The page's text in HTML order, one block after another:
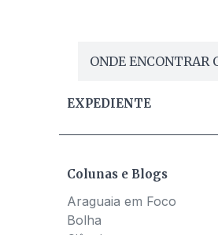
ONDE ENCONTRAR
EXPEDIENTE
Colunas e Blogs
Araguaia em Foco
Bolha